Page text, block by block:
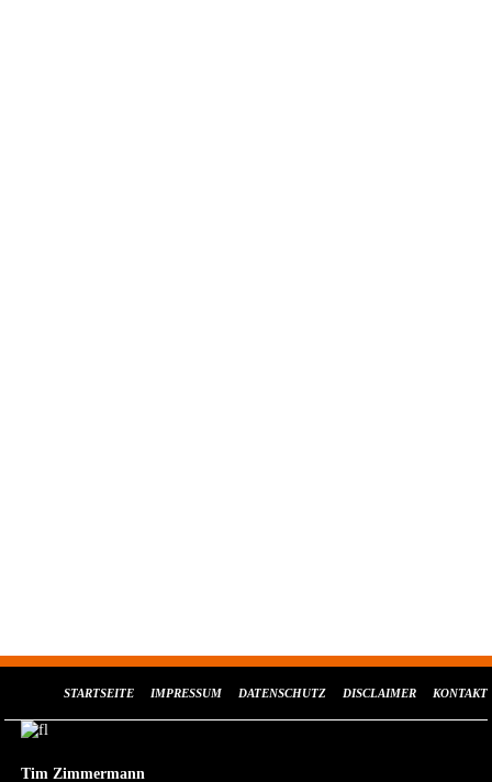
KONTAKT
DISCLAIMER
DATENSCHUTZ
IMPRESSUM
STARTSEITE
Tim Zimmermann